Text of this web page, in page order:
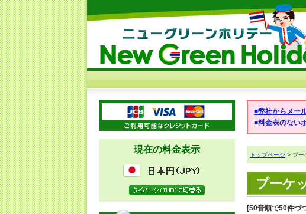
現在の料金表示
■弊社からメー
■料金表のない
トップページ > プー
プーケ
[50音順で50件づ